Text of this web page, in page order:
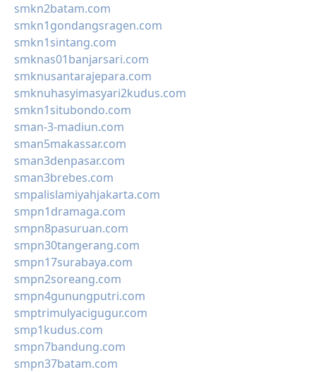
smkn2batam.com
smkn1gondangsragen.com
smkn1sintang.com
smknas01banjarsari.com
smknusantarajepara.com
smknuhasyimasyari2kudus.com
smkn1situbondo.com
sman-3-madiun.com
sman5makassar.com
sman3denpasar.com
sman3brebes.com
smpalislamiyahjakarta.com
smpn1dramaga.com
smpn8pasuruan.com
smpn30tangerang.com
smpn17surabaya.com
smpn2soreang.com
smpn4gunungputri.com
smptrimulyacigugur.com
smp1kudus.com
smpn7bandung.com
smpn37batam.com